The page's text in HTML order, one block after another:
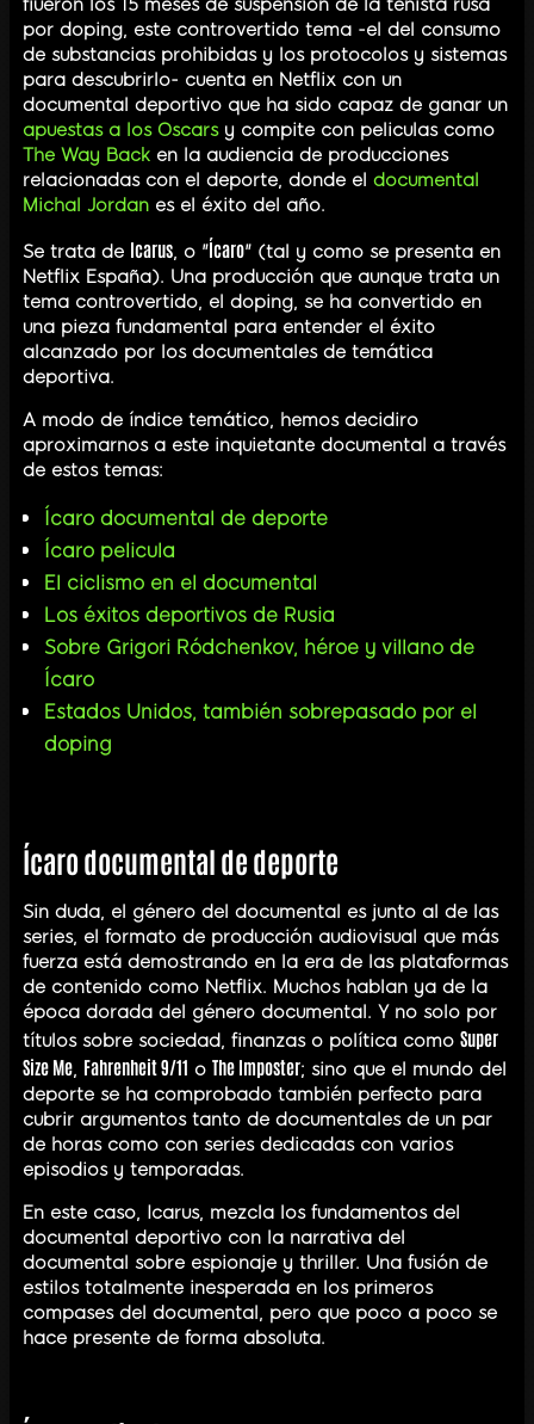
fiueron los 15 meses de suspensión de la tenista rusa
por doping, este controvertido tema -el del consumo
de substancias prohibidas y los protocolos y sistemas
para descubrirlo- cuenta en Netflix con un
documental deportivo que ha sido capaz de ganar un
apuestas a los Oscarsy compite con peliculas como
The Way Back en la audiencia de producciones
relacionadas con el deporte, donde el documental
Michal Jordan es el éxito del año.
Se trata de Icarus, o "Ícaro" (tal y como se presenta en
Netflix España). Una producción que aunque trata un
tema controvertido, el doping, se ha convertido en
una pieza fundamental para entender el éxito
alcanzado por los documentales de temática
deportiva.
A modo de índice temático, hemos decidiro
aproximarnos a este inquietante documental a través
de estos temas:
Ícaro documental de deporte
Ícaro pelicula
El ciclismo en el documental
Los éxitos deportivos de Rusia
Sobre Grigori Ródchenkov, héroe y villano de
Ícaro
Estados Unidos, también sobrepasado por el
doping
Ícaro documental de deporte
Sin duda, el género del documental es junto al de las
series, el formato de producción audiovisual que más
fuerza está demostrando en la era de las plataformas
de contenido como Netflix. Muchos hablan ya de la
época dorada del género documental. Y no solo por
títulos sobre sociedad, finanzas o política como Super
Size Me, Fahrenheit 9/11 o The Imposter; sino que el mundo del
deporte se ha comprobado también perfecto para
cubrir argumentos tanto de documentales de un par
de horas como con series dedicadas con varios
episodios y temporadas.
En este caso, Icarus, mezcla los fundamentos del
documental deportivo con la narrativa del
documental sobre espionaje y thriller. Una fusión de
estilos totalmente inesperada en los primeros
compases del documental, pero que poco a poco se
hace presente de forma absoluta.